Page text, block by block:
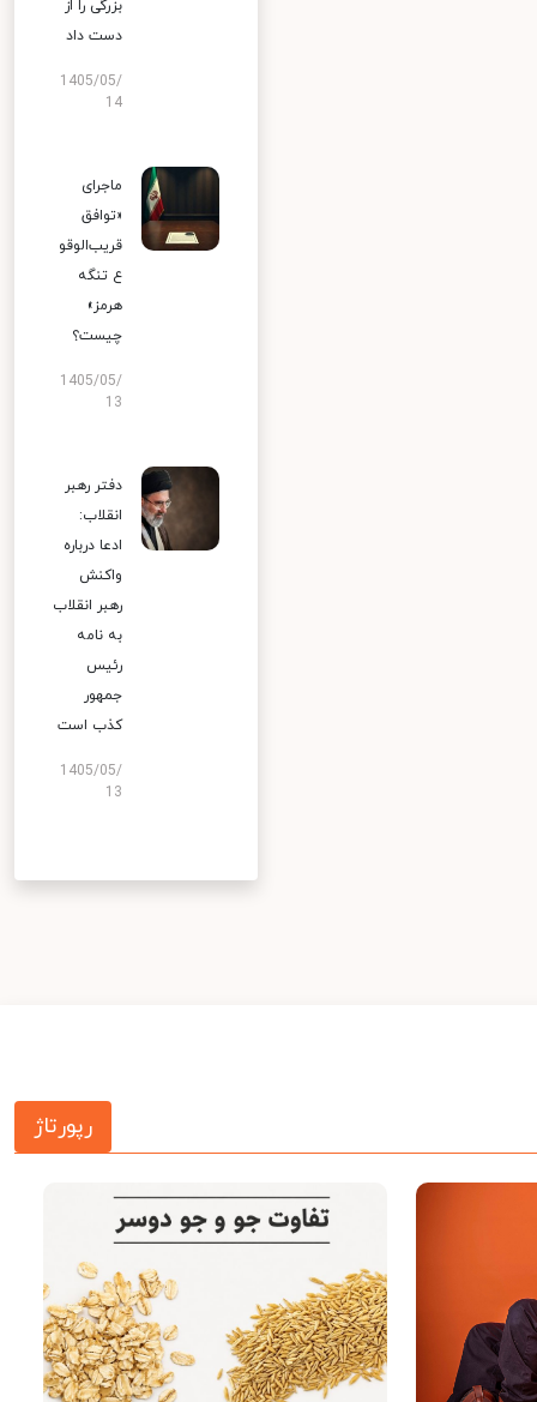
بزرگی را از
دست داد
1405/05/
14
ماجرای
«توافق
قریب‌الوقو
ع تنگه
هرمز»
چیست؟
1405/05/
13
دفتر رهبر
انقلاب:
ادعا درباره
واکنش
رهبر انقلاب
به نامه
رئیس
جمهور
کذب است
1405/05/
13
رپورتاژ